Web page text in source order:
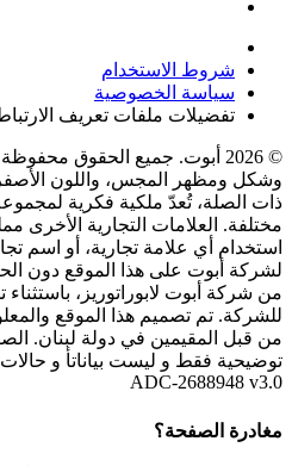
شروط الاستخدام
سياسة الخصوصية
تفضيلات ملفات تعريف
© 2026 أبوت. جميع الحقوق
وشكل ومظهر المجس، واللون
ذات الصلة، تُعدّ ملكية فكرية
مختلفة. العلامات التجارية الأخرى
استخدام أي علامة تجارية، أو اسم
لشركة أبوت على هذا الموقع دون
من شركة أبوت لابوراتوريز، باستثناء
للشركة. تم تصميم هذا الموقع
من قبل المقيمين في دولة لبنان.
توضيحية فقط و ليست بياناتأ و
ADC-2688948 v3.0
مغادرة الصفحة؟